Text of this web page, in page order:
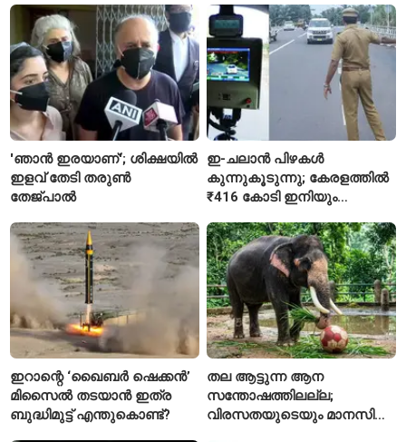
'ഞാൻ ഇരയാണ്'; ശിക്ഷയിൽ
ഇളവ് തേടി തരുണ്‍
തേജ്പാൽ
ഇ-ചലാൻ പിഴകൾ
കുന്നുകൂടുന്നു; കേരളത്തിൽ
₹416 കോടി ഇനിയും
ഇറാന്റെ ‘ഖൈബർ ഷെക്കൻ’
മിസൈൽ തടയാൻ ഇത്ര
ബുദ്ധിമുട്ട് എന്തുകൊണ്ട്?
തല ആട്ടുന്ന ആന
സന്തോഷത്തിലല്ല;
വിരസതയുടെയും മാനസിക